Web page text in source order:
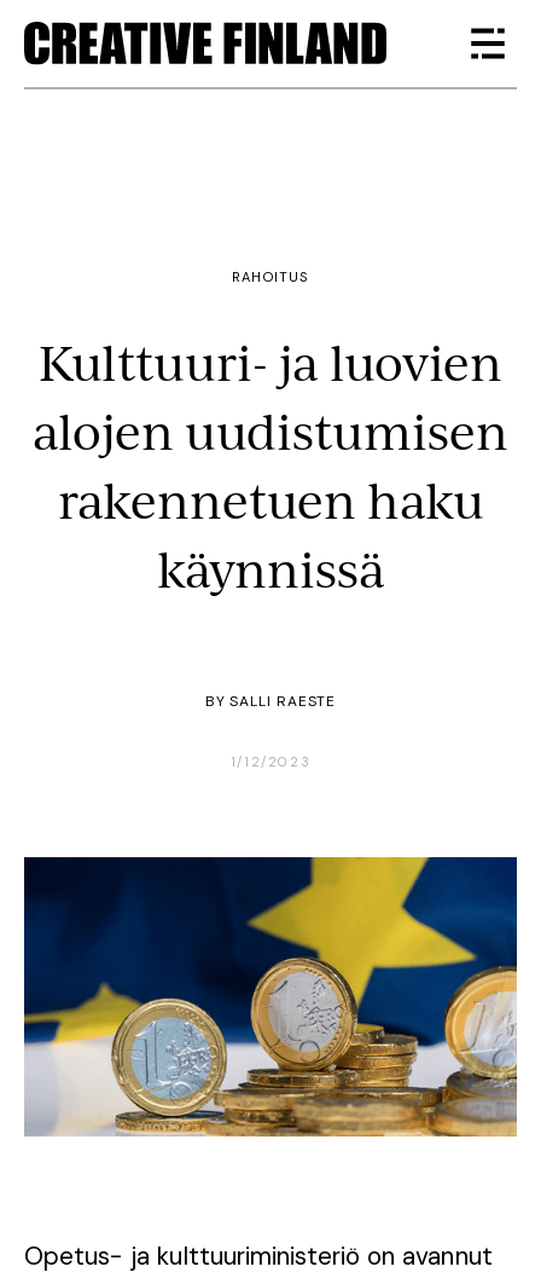
RAHOITUS
Kulttuuri- ja luovien
alojen uudistumisen
rakennetuen haku
käynnissä
BYSALLI RAESTE
1/12/2023
Opetus- ja kulttuuriministeriö on avannut